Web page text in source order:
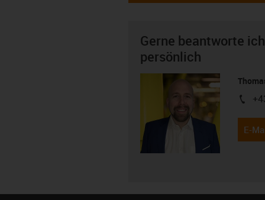
Gerne beantworte
persönlich
igus-
E-